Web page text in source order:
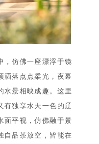
，仿佛一座漂浮于镜
洒落点点柔光，夜幕
水景相映成趣。这里
有独享水天一色的辽
面平视，仿佛融于景
自品茶放空，皆能在